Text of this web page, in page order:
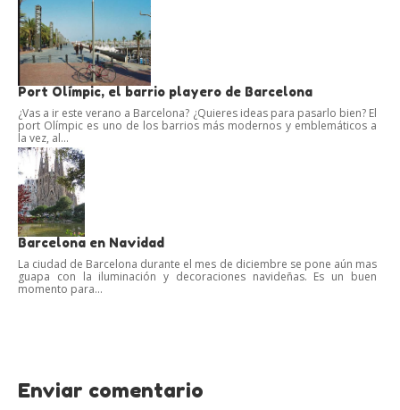
Port Olímpic, el barrio playero de Barcelona
¿Vas a ir este verano a Barcelona? ¿Quieres ideas para pasarlo bien? El
port Olímpic es uno de los barrios más modernos y emblemáticos a
la vez, al...
Barcelona en Navidad
La ciudad de Barcelona durante el mes de diciembre se pone aún mas
guapa con la iluminación y decoraciones navideñas. Es un buen
momento para...
Enviar comentario